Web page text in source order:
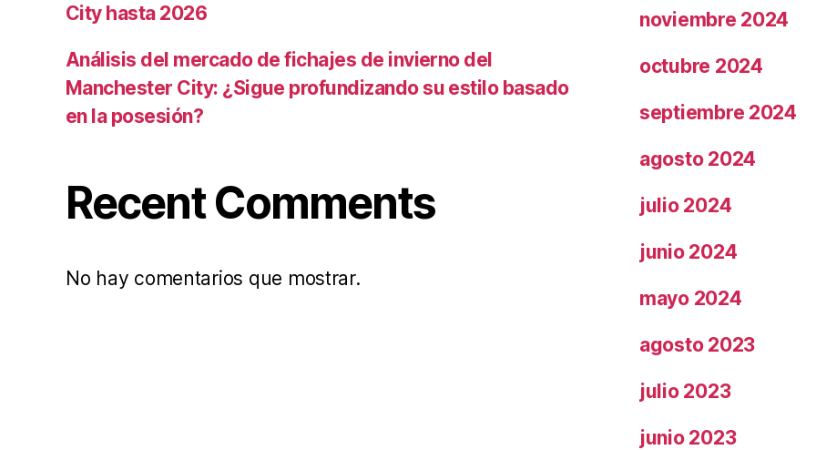
City hasta 2026
Análisis del mercado de fichajes de invierno del
Manchester City: ¿Sigue profundizando su estilo basado
en la posesión?
Recent Comments
No hay comentarios que mostrar.
noviembre 2024
octubre 2024
septiembre 2024
agosto 2024
julio 2024
junio 2024
mayo 2024
agosto 2023
julio 2023
junio 2023